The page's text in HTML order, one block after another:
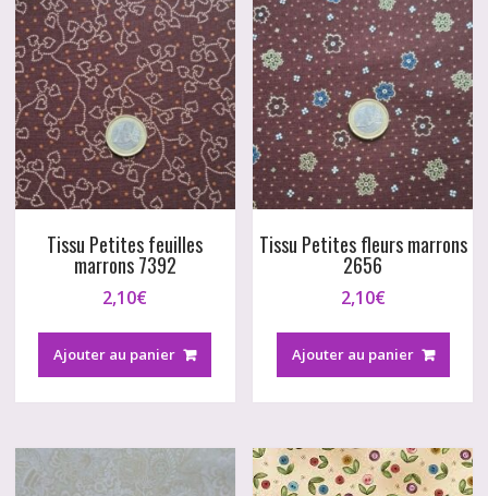
Tissu Petites feuilles
marrons 7392
2,10€
Ajouter au panier
Tissu Petites fleurs marrons
2656
2,10€
Ajouter au panier